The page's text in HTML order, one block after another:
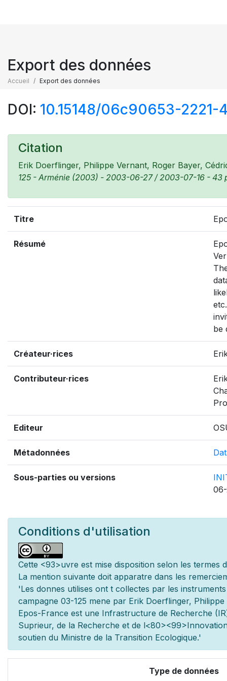
Export des données
Accueil Export des données
DOI: 10.15148/06c90653-2221-
Citation
Erik Doerflinger, Philippe Vernant, Roger Bayer,
125 - Arménie (2003) - 2003-06-27 / 2003-07-16 - 43
Titre
Résumé
be
Créateur·rices
Contributeur·rices
Editeur
Métadonnées
Sous-parties ou versions
Conditions d'utilisation
Cette <93>uvre est mise disposition selon les termes
La mention suivante doit apparatre dans les
'Les donnes utilises ont t collectes par les
campagne 03-125 mene par Erik Doerflinger,
Epos-France est une Infrastructure de Recherche
Suprieur, de la Recherche et de l
soutien du Ministre de la Transition Ecologique.'
Type de données